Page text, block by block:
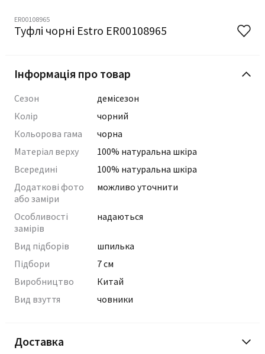
ER00108965
Туфлі чорні Estro ER00108965
Інформація про товар
Сезон
демісезон
Колір
чорний
Кольорова гама
чорна
Матеріал верху
100% натуральна шкіра
Всередині
100% натуральна шкіра
Додаткові фото
або заміри
можливо уточнити
Особливості
замірів
надаються
Вид підборів
шпилька
Підбори
7 см
Виробництво
Китай
Вид взуття
човники
Доставка